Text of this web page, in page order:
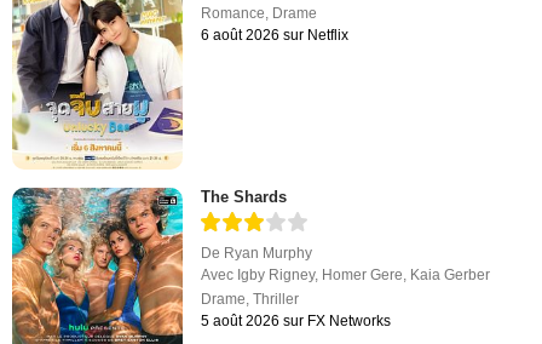
Romance, Drame
6 août 2026 sur Netflix
The Shards
De Ryan Murphy
Avec Igby Rigney, Homer Gere Kaia Gerber
Drame ,Thriller
5 août 2026 sur FX Networks